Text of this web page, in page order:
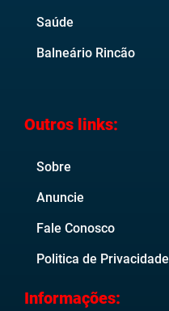
Saúde
Balneário Rincão
Outros links:
Sobre
Anuncie
Fale Conosco
Politica de Privacidade
Informações: